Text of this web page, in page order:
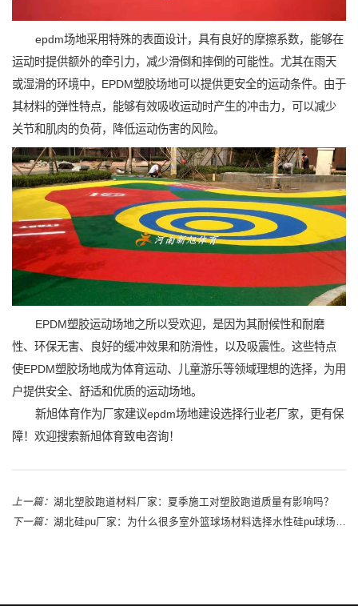
epdm场地采用特殊的表面设计，具有良好的摩擦系数，能够在
运动时提供额外的牵引力，减少滑倒和摔倒的可能性。尤其在雨天
或湿滑的环境中，EPDM塑胶场地可以提供更安全的运动条件。由于
其材料的弹性特点，能够有效吸收运动时产生的冲击力，可以减少
关节和肌肉的负荷，降低运动伤害的风险。
EPDM塑胶运动场地之所以受欢迎，是因为其耐候性和耐磨
性、环保无害、良好的缓冲效果和防滑性，以及吸震性。这些特点
使EPDM塑胶场地成为体育运动、儿童游乐等领域理想的选择，为用
户提供安全、舒适和优质的运动场地。
新旭体育作为厂家建议epdm场地建设选择行业老厂家，更有保
障！欢迎搜索新旭体育致电咨询！
上一篇： 湖北塑胶跑道材料厂家：夏季施工对塑胶跑道质量有影响吗？
下一篇：
湖北硅pu厂家：为什么很多室外篮球场材料选择水性硅pu球场材料